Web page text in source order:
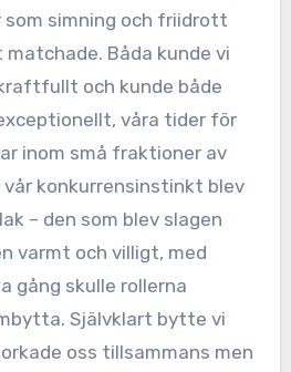
som simning och friidrott
Båda kunde vi
och kunde både
våra tider för
inom små fraktioner av
konkurrensinstinkt blev
– den som blev slagen
varmt och villigt, med
gång skulle rollerna
Självklart bytte vi
oss tillsammans men